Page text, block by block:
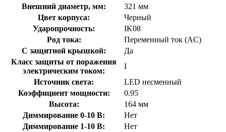
Внешний диаметр, мм:
321 мм
Цвет корпуса:
Черный
Ударопрочность:
IK08
Род тока:
Переменный ток (AC)
С защитной крышкой:
Да
Класс защиты от поражения
электрическим током:
I
Источник света:
LED несменный
Коэффициент мощности:
0.95
Высота:
164 мм
Диммирование 0-10 В:
Нет
Диммирование 1-10 В:
Нет